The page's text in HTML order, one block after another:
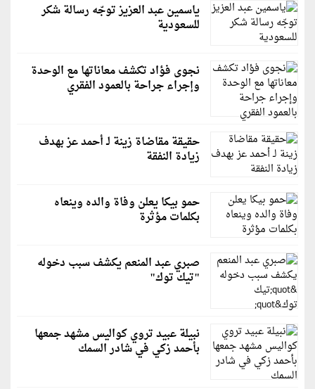
ياسمين عبد العزيز توجّه رسالة شكر
للسعودية
نجوى فؤاد تكشف معاناتها مع الوحدة
وإجراء جراحة بالعمود الفقري
حقيقة مقاضاة زينة لـ أحمد عز بهدف
زيادة النفقة
حمو بيكا يعلن وفاة والده وينعاه
بكلمات مؤثرة
صبري عبد المنعم يكشف سبب دخوله
"تيك توك"
نبيلة عبيد تروي كواليس مشهد جمعها
بأحمد زكي في شادر السمك